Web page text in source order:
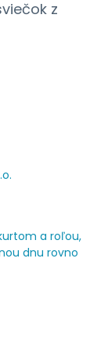
z
a roľou,
dnu rovno